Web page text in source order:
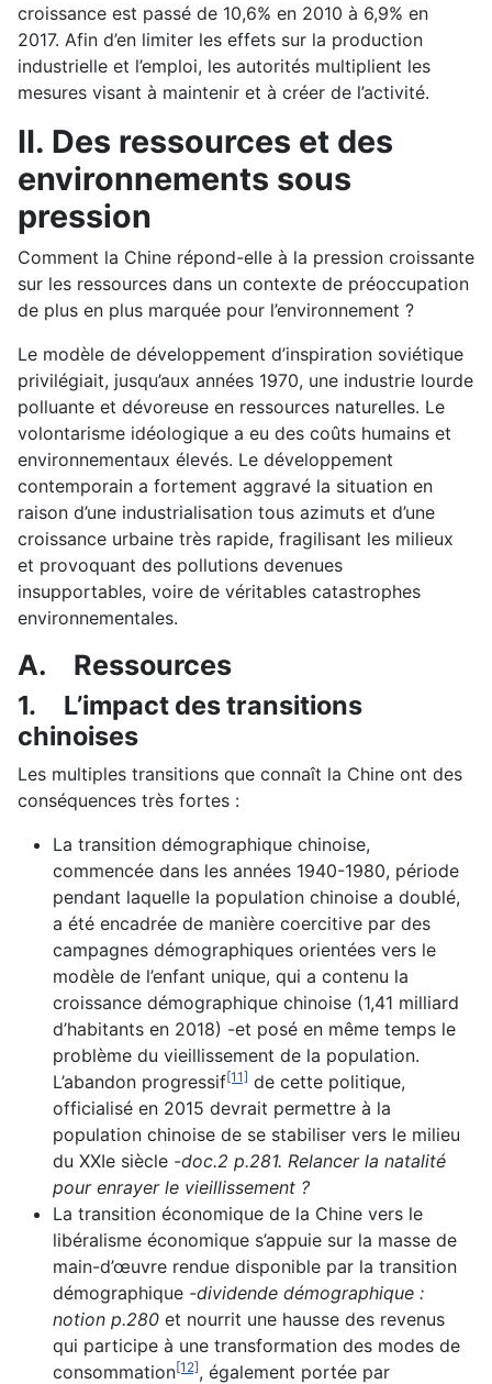
croissance est passé de 10,6% en 2010 à 6,9% en
2017. Afin d’en limiter les effets sur la production
industrielle et l’emploi, les autorités multiplient les
mesures visant à maintenir et à créer de l’activité.
II. Des ressources et des
environnements sous
pression
Comment la Chine répond-elle à la pression croissante
sur les ressources dans un contexte de préoccupation
de plus en plus marquée pour l’environnement ?
Le modèle de développement d’inspiration soviétique
privilégiait, jusqu’aux années 1970, une industrie lourde
polluante et dévoreuse en ressources naturelles. Le
volontarisme idéologique a eu des coûts humains et
environnementaux élevés. Le développement
contemporain a fortement aggravé la situation en
raison d’une industrialisation tous azimuts et d’une
croissance urbaine très rapide, fragilisant les milieux
et provoquant des pollutions devenues
insupportables, voire de véritables catastrophes
environnementales.
A. Ressources
1. L’impact des transitions
chinoises
Les multiples transitions que connaît la Chine ont des
conséquences très fortes :
La transition démographique chinoise,
commencée dans les années 1940-1980, période
pendant laquelle la population chinoise a doublé,
a été encadrée de manière coercitive par des
campagnes démographiques orientées vers le
modèle de l’enfant unique, qui a contenu la
croissance démographique chinoise (1,41 milliard
d’habitants en 2018) -et posé en même temps le
problème du vieillissement de la population.
L’abandon progressif[11] de cette politique,
officialisé en 2015 devrait permettre à la
population chinoise de se stabiliser vers le milieu
du XXIe siècle -doc.2 p.281. Relancer la natalité
pour enrayer le vieillissement ?
La transition économique de la Chine vers le
libéralisme économique s’appuie sur la masse de
main-d’œuvre rendue disponible par la transition
démographique -dividende démographique :
notion p.280 et nourrit une hausse des revenus
qui participe à une transformation des modes de
consommation[12], également portée par